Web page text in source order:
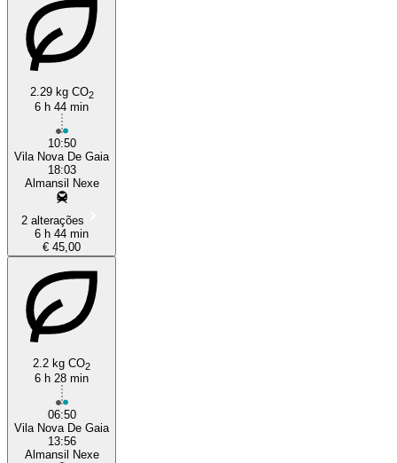
2.29 kg CO2
6 h 44 min
10:50
Vila Nova De Gaia
18:03
Almansil Nexe
2 alterações
6 h 44 min
€ 45,00
2.2 kg CO2
6 h 28 min
06:50
Vila Nova De Gaia
13:56
Almansil Nexe